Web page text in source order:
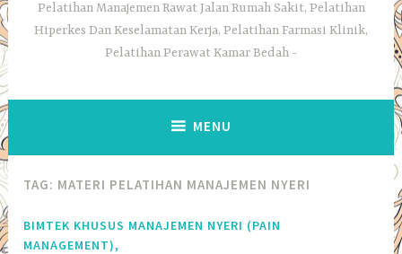
Pelatihan Manajemen Rawat Jalan Rumah Sakit, Pelatihan
Hiperkes Dan Keselamatan Kerja, Pelatihan Farmasi Klinik,
Pelatihan Perawat Kamar Bedah
MENU
TAG: MATERI PELATIHAN MANAJEMEN NYERI
BIMTEK KHUSUS MANAJEMEN NYERI (PAIN
MANAGEMENT),